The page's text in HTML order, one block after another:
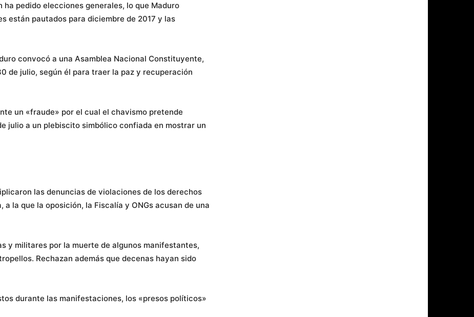
pedido elecciones generales, lo que Maduro
están pautados para diciembre de 2017 y las
convocó a una Asamblea Nacional Constituyente,
de julio, según él para traer la paz y recuperación
un «fraude» por el cual el chavismo pretende
julio a un plebiscito simbólico confiada en mostrar un
las denuncias de violaciones de los derechos
la que la oposición, la Fiscalía y ONGs acusan de una
y militares por la muerte de algunos manifestantes,
Rechazan además que decenas hayan sido
durante las manifestaciones, los «presos políticos»